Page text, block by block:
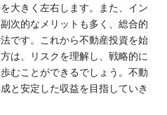
大きく左右します。また、イン
次的なメリットも多く、総合的
です。これから不動産投資を始
は、リスクを理解し、戦略的に
むことができるでしょう。不動
と安定した収益を目指していき